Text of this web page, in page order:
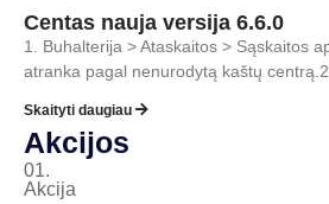
Centas nauja versija 6.6.0
1. Buhalterija > Ataskaitos > Sąskaitos
atranka pagal nenurodytą kaštų
Skaityti daugiau
Akcijos
01.
Akcija